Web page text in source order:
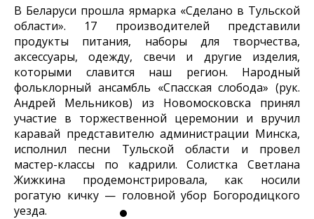
В Беларуси прошла ярмарка «Сделано в Тульской
области». 17 производителей представили
продукты питания, наборы для творчества,
аксессуары, одежду, свечи и другие изделия,
которыми славится наш регион. Народный
фольклорный ансамбль «Спасская слобода» (рук.
Андрей Мельников) из Новомосковска принял
участие в торжественной церемонии и вручил
каравай представителю администрации Минска,
исполнил песни Тульской области и провел
мастер-классы по кадрили. Солистка Светлана
Жижкина продемонстрировала, как носили
рогатую кичку — головной убор Богородицкого
уезда.